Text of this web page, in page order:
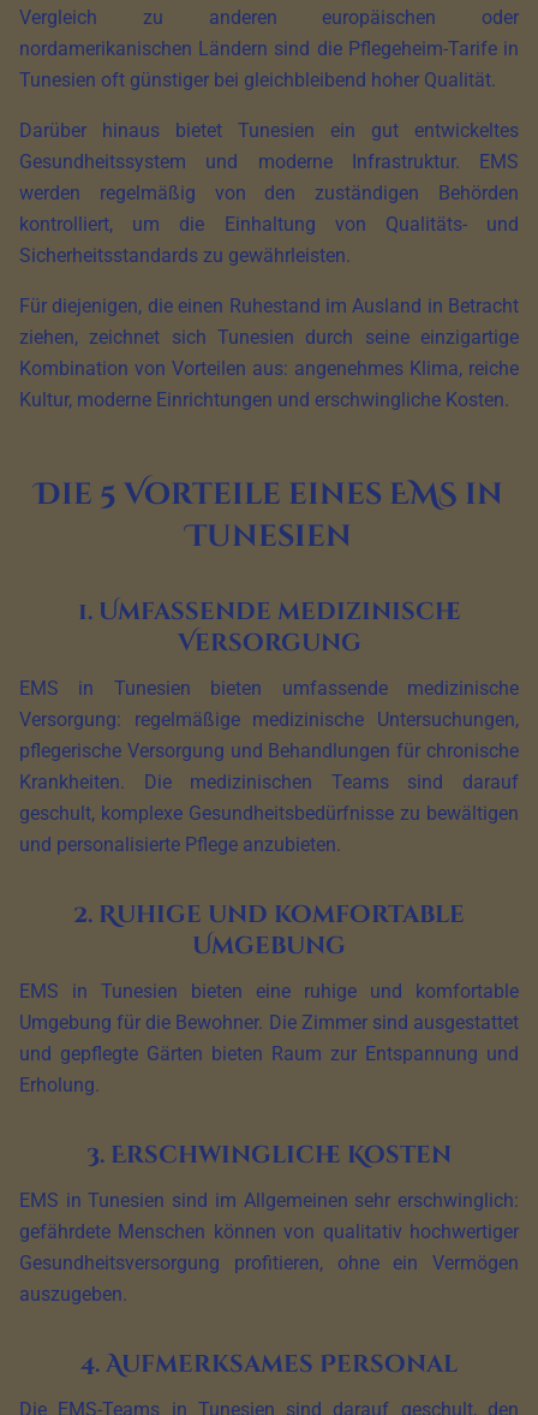
Vergleich zu anderen europäischen oder
nordamerikanischen Ländern sind die Pflegeheim-Tarife in
Tunesien oft günstiger bei gleichbleibend hoher Qualität.
Darüber hinaus bietet Tunesien ein gut entwickeltes
Gesundheitssystem und moderne Infrastruktur. EMS
werden regelmäßig von den zuständigen Behörden
kontrolliert, um die Einhaltung von Qualitäts- und
Sicherheitsstandards zu gewährleisten.
Für diejenigen, die einen Ruhestand im Ausland in Betracht
ziehen, zeichnet sich Tunesien durch seine einzigartige
Kombination von Vorteilen aus: angenehmes Klima, reiche
Kultur, moderne Einrichtungen und erschwingliche Kosten.
Die 5 Vorteile eines EMS in
Tunesien
1. Umfassende medizinische
Versorgung
EMS in Tunesien bieten umfassende medizinische
Versorgung: regelmäßige medizinische Untersuchungen,
pflegerische Versorgung und Behandlungen für chronische
Krankheiten. Die medizinischen Teams sind darauf
geschult, komplexe Gesundheitsbedürfnisse zu bewältigen
und personalisierte Pflege anzubieten.
2. Ruhige und komfortable
Umgebung
EMS in Tunesien bieten eine ruhige und komfortable
Umgebung für die Bewohner. Die Zimmer sind ausgestattet
und gepflegte Gärten bieten Raum zur Entspannung und
Erholung.
3. Erschwingliche Kosten
EMS in Tunesien sind im Allgemeinen sehr erschwinglich:
gefährdete Menschen können von qualitativ hochwertiger
Gesundheitsversorgung profitieren, ohne ein Vermögen
auszugeben.
4. Aufmerksames Personal
Die EMS-Teams in Tunesien sind darauf geschult, den